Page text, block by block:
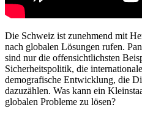
Die Schweiz ist zunehmend mit
nach globalen Lösungen rufen.
sind nur die offensichtlichsten
Sicherheitspolitik, die
demografische Entwicklung, die
dazuzählen. Was kann ein
globalen Probleme zu lösen?